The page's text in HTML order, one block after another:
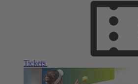
Tickets